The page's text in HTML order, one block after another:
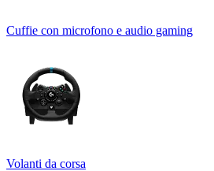
Cuffie con microfono e audio gaming
Volanti da corsa